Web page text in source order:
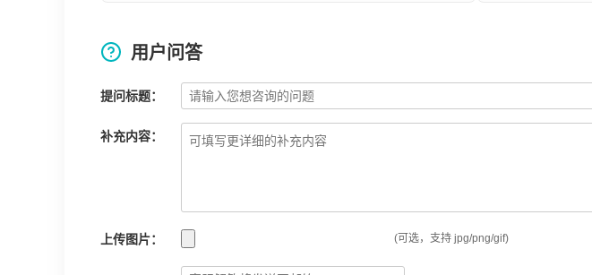
用户问答
提问标题：
补充内容：
上传图片： (可选，支持 jpg/png/gif)